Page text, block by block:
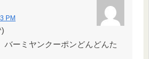
PM
バーミヤンクーポンどんどんた